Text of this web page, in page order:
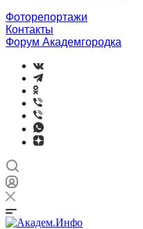
Фоторепортажи
Контакты
Форум Академгородка